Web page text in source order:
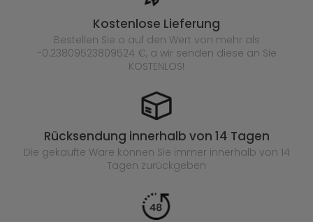
Kostenlose Lieferung
Bestellen Sie o auf den Wert von mehr als
-0.23809523809524 €, a wir senden diese an Sie
KOSTENLOS!
Rücksendung innerhalb von 14 Tagen
Die gekaufte Ware können Sie immer innerhalb von 14
Tagen zurückgeben